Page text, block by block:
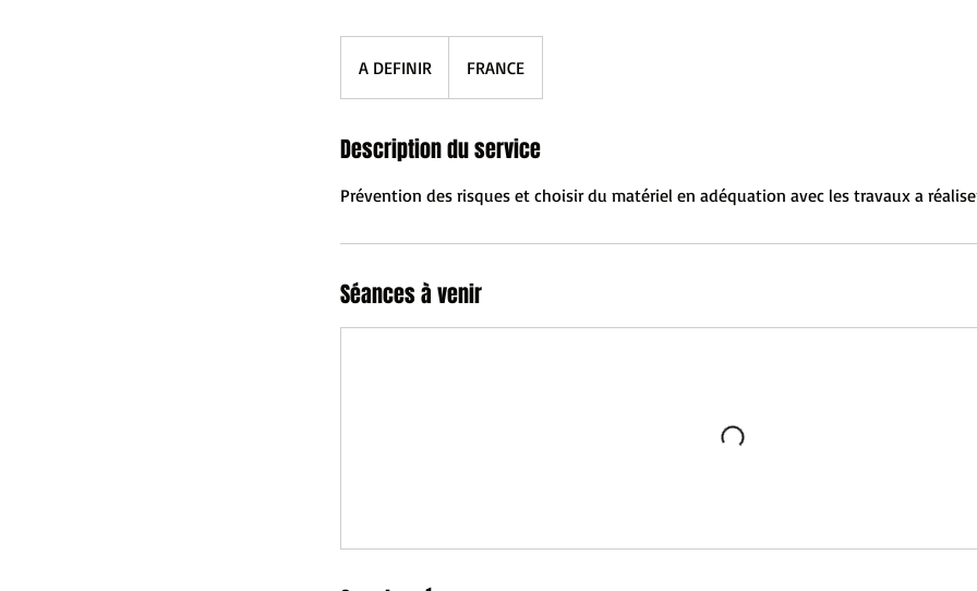
A DEFINIR FRANCE
Description du service
Prévention des risques et choisir du matériel en adéquation avec les travaux a
Séances à venir